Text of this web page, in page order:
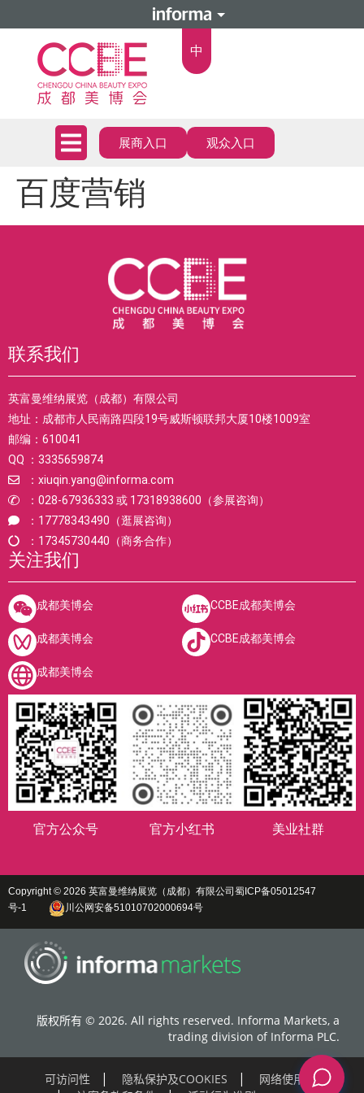
中
展商入口 观众入口
百度营销
联系我们
英富曼维纳展览（成都）有限公司
地址：成都市人民南路四段19号威斯顿联邦大厦10楼1009室
邮编：610041
QQ ：3335659874
：xiuqin.yang@informa.com
：028-67936333 或 17318938600（参展咨询）
：17778343490（逛展咨询）
：17345730440（商务合作）
关注我们
成都美博会
成都美博会
成都美博会
CCBE成都美博会
CCBE成都美博会
官方公众号 官方小红书 美业社群
Copyright © 2026 英富曼维纳展览（成都）有限公司 蜀ICP备05012547
号-1
川公网安备51010702000694号
版权所有 © 2026. All rights reserved. Informa Markets, a
trading division of Informa PLC.
可访问性 隐私保护及COOKIES
网络使用条款